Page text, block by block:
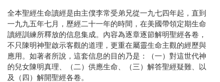
全本聖經生命讀經是由主僕李常受弟兄從一九七四年起，直到
一九九五年七月，歷經二十一年的時間，在美國帶領定期生命
讀經訓練所釋放的信息集成。內容為逐章逐節解明聖經各卷，
不只陳明神聖啟示客觀的道理，更重在屬靈生命主觀的經歷與
應用。如著者所說，這套信息的目的乃是：（一）對這世代神
的兒女陳明真理、（二）供應生命、（三）解答聖經疑難、以
及（四）解開聖經各卷。